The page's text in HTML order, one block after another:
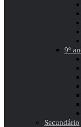
9º
Secundário